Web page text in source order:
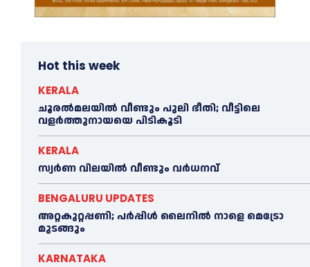
Hot this week
KERALA
ചൂരല്‍മലയില്‍ വീണ്ടും പുലി ഭീതി; വീട്ടിലെ
വളര്‍ത്തുനായയെ പിടികൂടി
KERALA
സ്വർണ വിലയില്‍ വീണ്ടും വർധനവ്
BENGALURU UPDATES
അറ്റകുറ്റപ്പണി; പർപ്പിൾ ലൈനില്‍ നാളെ മെട്രോ
മുടങ്ങും
KARNATAKA